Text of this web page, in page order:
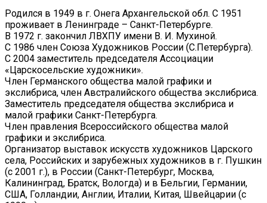
Родился в 1949 в г. Онега Архангельской обл. С 1951
проживает в Ленинграде – Санкт-Петербурге.
В 1972 г. закончил ЛВХПУ имени В. И. Мухиной.
С 1986 член Союза Художников России (С.Петербурга).
С 2004 заместитель председателя Ассоциации
«Царскосельские художники».
Член Германского общества малой графики и
экслибриса, член Австралийского общества экслибриса.
Заместитель председателя общества экслибриса и
малой графики Санкт-Петербурга.
Член правления Всероссийского общества малой
графики и экслибриса.
Организатор выставок искусств художников Царского
села, Российских и зарубежных художников в г. Пушкин
(с 2001 г.), в России (Санкт-Петербург, Москва,
Калининград, Братск, Вологда) и в Бельгии, Германии,
США, Голландии, Англии, Италии, Китая, Швейцарии (с